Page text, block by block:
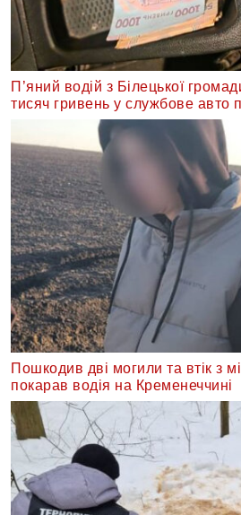
П’яний водій з Білецької
тисяч гривень у службове авто
Пошкодив дві могили та втік з
покарав водія на Кременеччині